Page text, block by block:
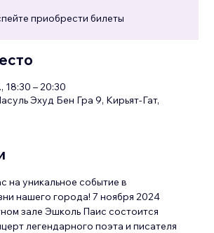
приобрести билеты
18:30 – 20:30
Эхуд Бен Гра 9, Кирьят-Гат,
на уникальное событие в
нашего города! 7 ноября 2024
зале Эшколь Паис состоится
легендарного поэта и писателя